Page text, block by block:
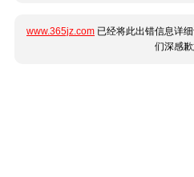
www.365jz.com 已经将此出错信息详
们深感